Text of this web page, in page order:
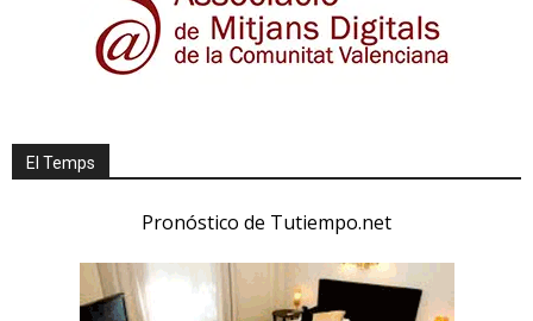
El Temps
Pronóstico de Tutiempo.net